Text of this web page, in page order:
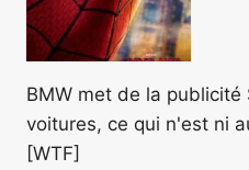
BMW met de la publicité
voitures, ce qui n'est ni
[WTF]